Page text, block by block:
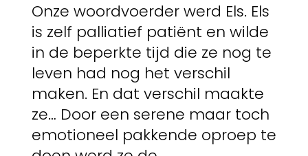
Onze woordvoerder werd Els. Els
is zelf palliatief patiënt en wilde
in de beperkte tijd die ze nog te
leven had nog het verschil
maken. En dat verschil maakte
ze… Door een serene maar toch
emotioneel pakkende oproep te